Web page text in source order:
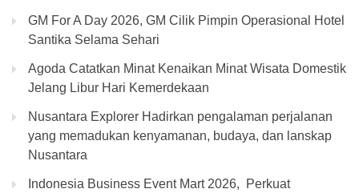
GM For A Day 2026, GM Cilik Pimpin Operasional Hotel
Santika Selama Sehari
Agoda Catatkan Minat Kenaikan Minat Wisata Domestik
Jelang Libur Hari Kemerdekaan
Nusantara Explorer Hadirkan pengalaman perjalanan
yang memadukan kenyamanan, budaya, dan lanskap
Nusantara
Indonesia Business Event Mart 2026, Perkuat